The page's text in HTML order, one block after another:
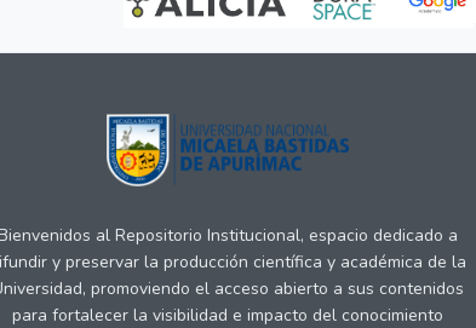
al Repositorio Institucional, espacio dedicado a
y preservar la producción científica y académica de la
promoviendo el acceso abierto a sus contenidos
para fortalecer la visibilidad e impacto del conocimiento